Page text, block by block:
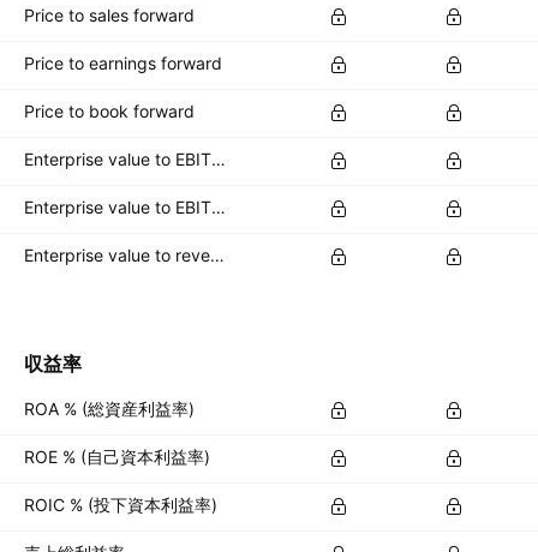
Price to sales forward
Price to earnings forward
Price to book forward
Enterprise value to EBITDA forward
Enterprise value to EBIT forward
Enterprise value to revenue forward
収益率
ROA % (総資産利益率)
ROE % (自己資本利益率)
ROIC % (投下資本利益率)